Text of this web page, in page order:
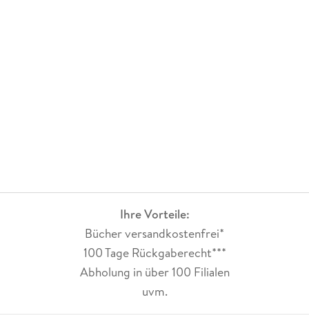
Ihre Vorteile:
Bücher versandkostenfrei*
100 Tage Rückgaberecht***
Abholung in über 100 Filialen
uvm.